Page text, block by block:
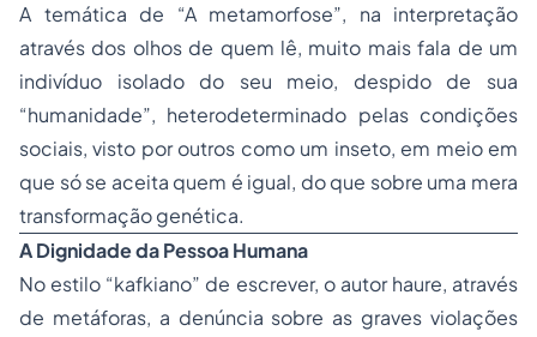
A temática de “A metamorfose”, na interpretação
através dos olhos de quem lê, muito mais fala de um
indivíduo isolado do seu meio, despido de sua
“humanidade”, heterodeterminado pelas condições
sociais, visto por outros como um inseto, em meio em
que só se aceita quem é igual, do que sobre uma mera
transformação genética.
A Dignidade da Pessoa Humana
No estilo “kafkiano” de escrever, o autor haure, através
de metáforas, a denúncia sobre as graves violações